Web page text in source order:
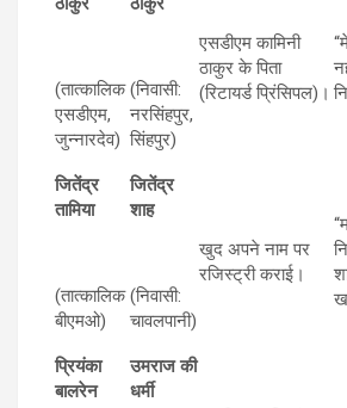
(तात्कालिक
एसडीएम,
जुन्नारदेव)
(निवासी:
नरसिंहपुर,
सिंहपुर)
एसडीएम कामिनी
ठाकुर के पिता
(रिटायर्ड प्रिंसिपल)।
जितेंद्र
तामिया
(तात्कालिक
बीएमओ)
जितेंद्र
शाह
(निवासी:
चावलपानी)
खुद अपने नाम पर
रजिस्ट्री कराई।
प्रियंका
बालरेन
उमराज की
धर्मी